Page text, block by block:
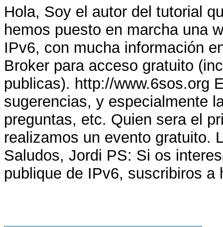
Hola, Soy el autor del tutorial
hemos puesto en marcha una
IPv6, con mucha información
Broker para acceso gratuito
publicas). http://www.6sos.org
sugerencias, y especialmente
preguntas, etc. Quien sera el
realizamos un evento gratuito.
Saludos, Jordi PS: Si os
publique de IPv6, suscribiros a